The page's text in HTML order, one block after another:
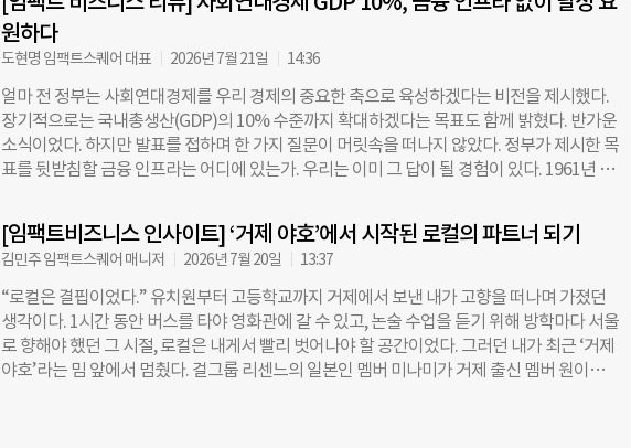
신원을 증명하지 못하면 계좌 개설뿐 아니라 공공복지 서비스 이용에도 제약을 받는다. 장 대
표는 “종이
임팩트프러너는 유엔 지속가능발전목표(SDGs) 달성에 기여하는 아시아·태평양 지역의 임
팩트 스타트업을 발굴·육성하기 위해 올해 3월 출범한 글로벌 액셀러레이션 프로그램이다.
주관한다. 올해 23개국 126개 스타트업이 지원해 20개 팀이 액셀러레이션을 거쳐 최종 10개
기업이 지난 7일 데모데이에 올랐다. 아룸미 푸즈는 이번 데모데이에서 최우수상을 받았다.
◇ 비싼 대체유, 현지 캐슈넛에서 답 찾다 동남아시아는 세계에서 유당불내증 비율이 높은 지
역 중 하나다. 인도네시아도 예외는 아니다. 인도네시아 국립대 의대 연구진의 2015년 조사에
아졌다. 문제는 우유를 대체할 식물성 음료 대부분이 수입산이라 가격이 비싸고 선택지도 좁
다는 점이다. 나시타 대표에 따르면, 귀리나 아몬드로 만든 대체유는 일반 우유보다 2~3배 비
싼 가격에 판매된다. 다른 대체 유제품에서도 비슷한 가격 차이가 나타난다. 대표적인 현지
원하다
도현명 임팩트스퀘어 대표 2026년 7월 21일 14:36
얼마 전 정부는 사회연대경제를 우리 경제의 중요한 축으로 육성하겠다는 비전을 제시했다.
장기적으로는 국내총생산(GDP)의 10% 수준까지 확대하겠다는 목표도 함께 밝혔다. 반가운
소식이었다. 하지만 발표를 접하며 한 가지 질문이 머릿속을 떠나지 않았다. 정부가 제시한 목
표를 뒷받침할 금융 인프라는 어디에 있는가. 우리는 이미 그 답이 될 경험이 있다. 1961년 설
은 담보가 부족하고 정보가 부족해 일반 금융기관이 선뜻 자금을 공급하기 어려운 영역이었
다. 기업은행은 중소기업을 이해하는 전문성을 쌓았고, 그 전문성은 오늘날 대한민국 중소기
업 생태계를 떠받치는 중요한 기반이 되었다. 이렇듯 기업은행은 중소기업들이 충분히 성장
한 뒤 만들어진 것이 아니다. 중소기업이 성장할 수 있도록 선제적으로 금융 인프라를 구축한
사례다. 이제 사회연대경제도 같은 질문 앞에 서 있다. 물론 그동안 민간에서는 임팩트투자사
와 사회적 융자를 공급하는 재단 등이 사회연대경제를 이해하며 투자와 융자를 이어왔다. 정
부도 재정지원이나 보증 등을 해왔다. 이들의 노력은 오늘의 사회연대경제를 가능하게 한 소
[임팩트비즈니스 인사이트] ‘거제 야호’에서 시작된 로컬의 파트너 되기
김민주 임팩트스퀘어 매니저 2026년 7월 20일 13:37
“로컬은 결핍이었다.” 유치원부터 고등학교까지 거제에서 보낸 내가 고향을 떠나며 가졌던
생각이다. 1시간 동안 버스를 타야 영화관에 갈 수 있고, 논술 수업을 듣기 위해 방학마다 서울
로 향해야 했던 그 시절, 로컬은 내게서 빨리 벗어나야 할 공간이었다. 그러던 내가 최근 ‘거제
야호’라는 밈 앞에서 멈췄다. 걸그룹 리센느의 일본인 멤버 미나미가 거제 출신 멤버 원이의